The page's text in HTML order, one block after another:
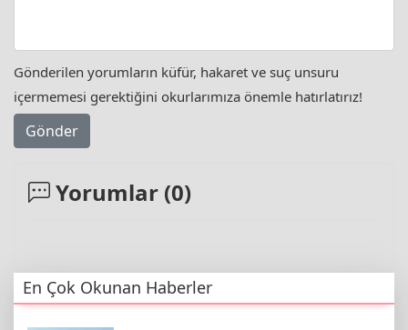
Gönderilen yorumların küfür, hakaret ve suç unsuru
içermemesi gerektiğini okurlarımıza önemle hatırlatırız!
Gönder
Yorumlar (0)
En Çok Okunan Haberler